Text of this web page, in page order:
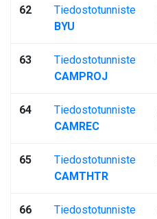
62
Tiedostotunniste
BYU
63
Tiedostotunniste
CAMPROJ
64
Tiedostotunniste
CAMREC
65
Tiedostotunniste
CAMTHTR
66
Tiedostotunniste